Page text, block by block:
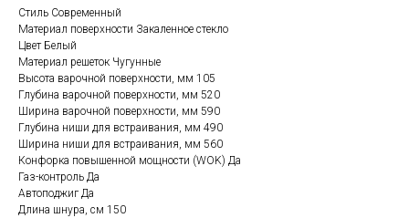
Стиль Современный
Материал поверхности Закаленное стекло
Цвет Белый
Материал решеток Чугунные
Высота варочной поверхности, мм 105
Глубина варочной поверхности, мм 520
Ширина варочной поверхности, мм 590
Глубина ниши для встраивания, мм 490
Ширина ниши для встраивания, мм 560
Конфорка повышенной мощности (WOK) Да
Газ-контроль Да
Автоподжиг Да
Длина шнура, см 150